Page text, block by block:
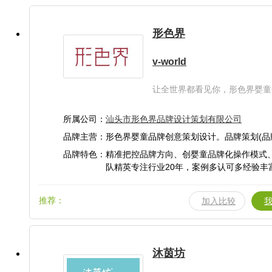
形色界
v-world
让全世界都看见你，形色界婴
所属公司： 汕头市形色界品牌设计策划有限公司
品牌主营：形色界婴童品牌创意策划设计。品牌策划(
品牌优势、品牌广告语、产品概念、产品卖
文案等)。包装设计(LOGO设计、卡通人物
VI形象、包装设计、造型设计、色彩规划、
改造、海报广告设计、形象画册设计、电商
计、官网定制、网站运营、品牌形象店、体
计、展会设计、展柜陈列设计等)
品牌特色：精准把控品牌方向、创婴童品牌化操作模式
队精英专注行业20年，案例多认可多经验丰
推荐： 加入比较
沐茵坊